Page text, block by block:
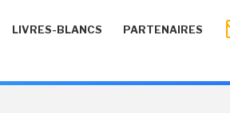
LIVRES-BLANCS PARTENAIRES